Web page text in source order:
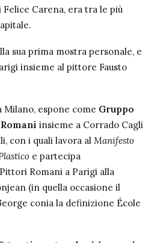
Felice Carena, era tra le più
sua prima mostra personale, e
insieme al pittore Fausto
Milano, espone come Gruppo
insieme a Corrado Cagli
con i quali lavora al Manifesto
e partecipa
Romani a Parigi alla
(in quella occasione il
conia la definizione École